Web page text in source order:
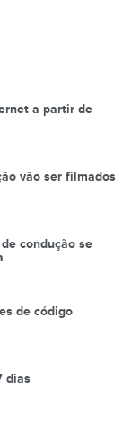
a partir de
vão ser filmados
condução se
de código
dias